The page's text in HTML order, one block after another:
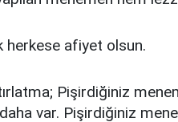
herkese afiyet olsun.
Pişirdiğiniz
var. Pişirdiğiniz